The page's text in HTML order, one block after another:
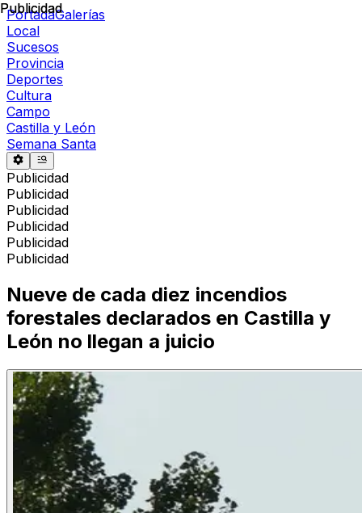
PortadaGalerías
Local
Sucesos
Provincia
Deportes
Cultura
Campo
Castilla y León
Semana Santa
Publicidad
Publicidad
Publicidad
Publicidad
Publicidad
Publicidad
Publicidad
Nueve de cada diez incendios
forestales declarados en Castilla y
León no llegan a juicio
Publicidad